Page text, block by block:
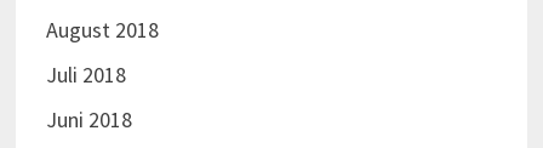
August 2018
Juli 2018
Juni 2018